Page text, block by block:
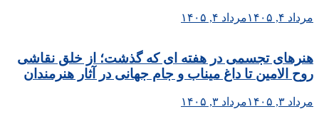
مرداد ۴, ۱۴۰۵ مرداد ۴, ۱۴۰۵
هنرهای تجسمی در هفته ای که گذشت؛ از خلق نقاشی
روح الامین تا داغ میناب و جام جهانی در آثار هنرمندان
مرداد ۳, ۱۴۰۵ مرداد ۳, ۱۴۰۵